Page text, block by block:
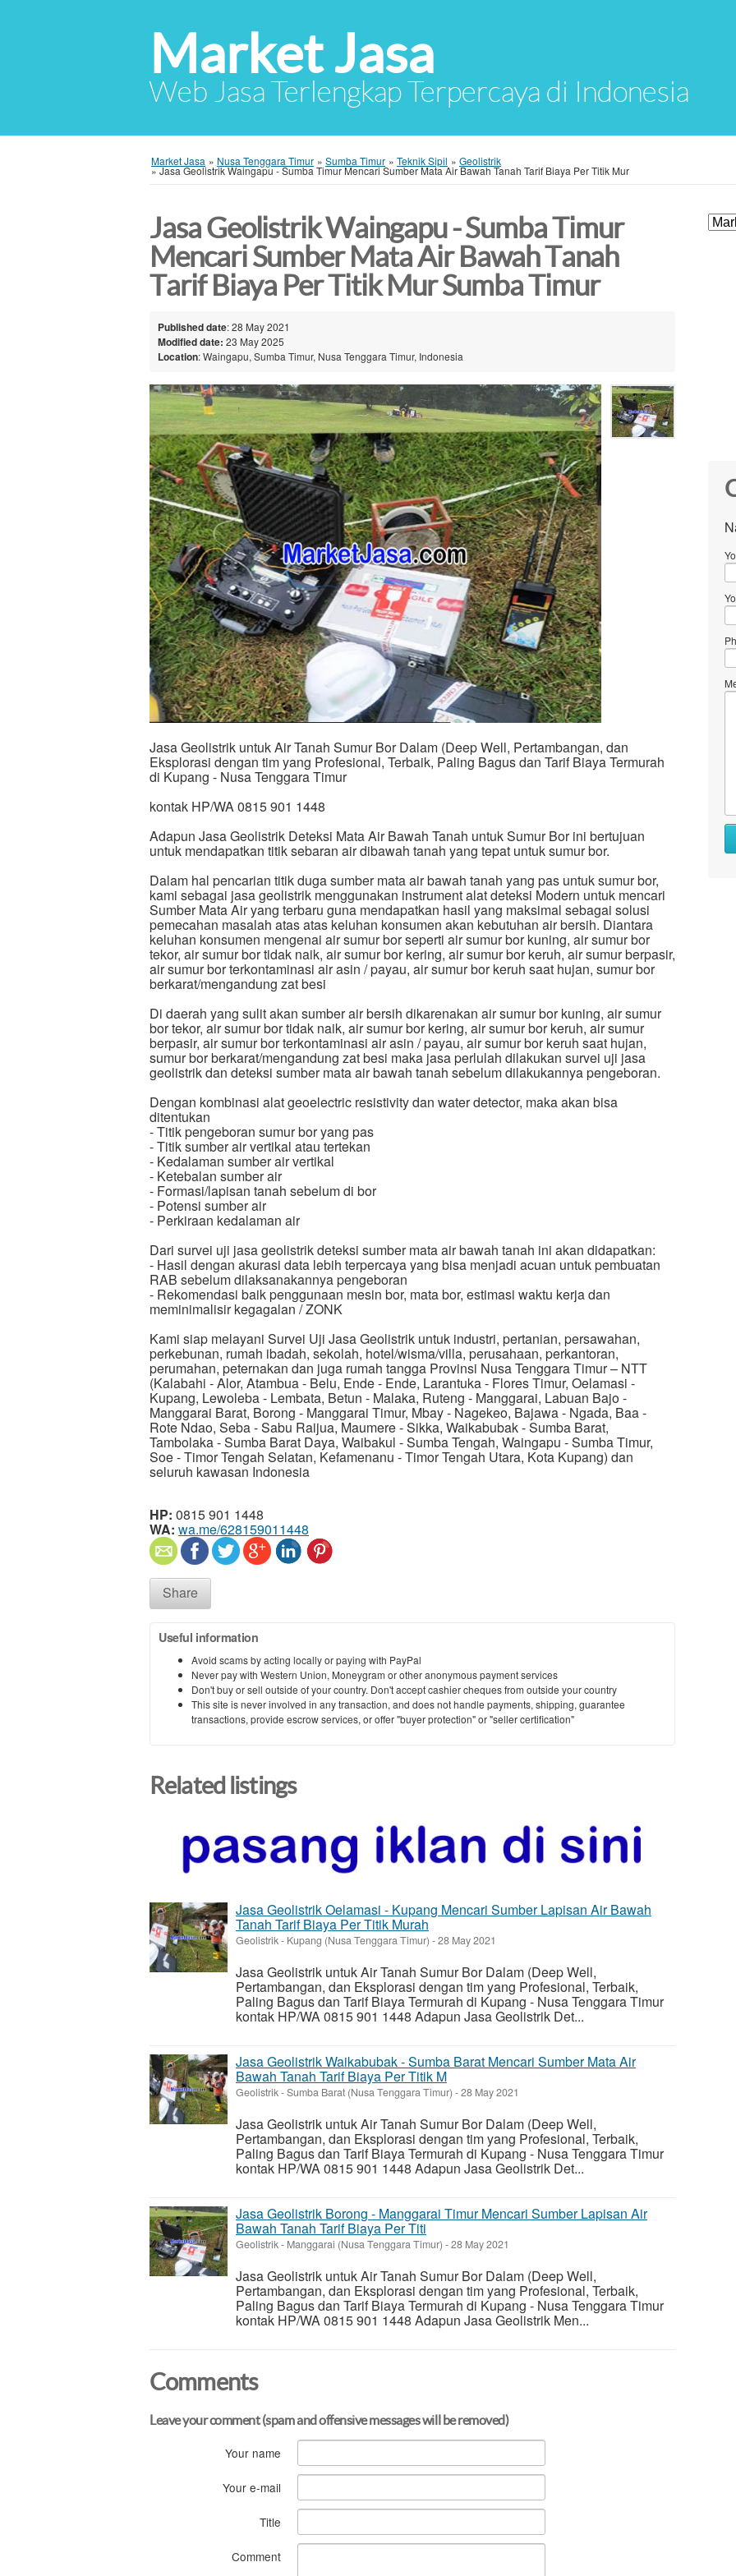
Market Jasa
Web Jasa Terlengkap Terpercaya di Indonesia
Market Jasa » Nusa Tenggara Timur » Sumba Timur » Teknik Sipil » Geolistrik
»Jasa Geolistrik Waingapu - Sumba Timur Mencari Sumber Mata Air Bawah Tanah Tarif Biaya Per Titik Mur
Jasa Geolistrik Waingapu - Sumba Timur
Mencari Sumber Mata Air Bawah Tanah
Tarif Biaya Per Titik Mur Sumba Timur
Published date: 28 May 2021
Modified date: 23 May 2025
Location: Waingapu, Sumba Timur, Nusa Tenggara Timur, Indonesia
Jasa Geolistrik untuk Air Tanah Sumur Bor Dalam (Deep Well, Pertambangan, dan
Eksplorasi dengan tim yang Profesional, Terbaik, Paling Bagus dan Tarif Biaya Termurah
di Kupang - Nusa Tenggara Timur
kontak HP/WA 0815 901 1448
Adapun Jasa Geolistrik Deteksi Mata Air Bawah Tanah untuk Sumur Bor ini bertujuan
untuk mendapatkan titik sebaran air dibawah tanah yang tepat untuk sumur bor.
Dalam hal pencarian titik duga sumber mata air bawah tanah yang pas untuk sumur bor,
kami sebagai jasa geolistrik menggunakan instrument alat deteksi Modern untuk mencari
Sumber Mata Air yang terbaru guna mendapatkan hasil yang maksimal sebagai solusi
pemecahan masalah atas atas keluhan konsumen akan kebutuhan air bersih. Diantara
keluhan konsumen mengenai air sumur bor seperti air sumur bor kuning, air sumur bor
tekor, air sumur bor tidak naik, air sumur bor kering, air sumur bor keruh, air sumur berpasir,
air sumur bor terkontaminasi air asin / payau, air sumur bor keruh saat hujan, sumur bor
berkarat/mengandung zat besi
Di daerah yang sulit akan sumber air bersih dikarenakan air sumur bor kuning, air sumur
bor tekor, air sumur bor tidak naik, air sumur bor kering, air sumur bor keruh, air sumur
berpasir, air sumur bor terkontaminasi air asin / payau, air sumur bor keruh saat hujan,
sumur bor berkarat/mengandung zat besi maka jasa perlulah dilakukan survei uji jasa
geolistrik dan deteksi sumber mata air bawah tanah sebelum dilakukannya pengeboran.
Dengan kombinasi alat geoelectric resistivity dan water detector, maka akan bisa
ditentukan
- Titik pengeboran sumur bor yang pas
- Titik sumber air vertikal atau tertekan
- Kedalaman sumber air vertikal
- Ketebalan sumber air
- Formasi/lapisan tanah sebelum di bor
- Potensi sumber air
- Perkiraan kedalaman air
Dari survei uji jasa geolistrik deteksi sumber mata air bawah tanah ini akan didapatkan:
- Hasil dengan akurasi data lebih terpercaya yang bisa menjadi acuan untuk pembuatan
RAB sebelum dilaksanakannya pengeboran
- Rekomendasi baik penggunaan mesin bor, mata bor, estimasi waktu kerja dan
meminimalisir kegagalan / ZONK
Kami siap melayani Survei Uji Jasa Geolistrik untuk industri, pertanian, persawahan,
perkebunan, rumah ibadah, sekolah, hotel/wisma/villa, perusahaan, perkantoran,
perumahan, peternakan dan juga rumah tangga Provinsi Nusa Tenggara Timur – NTT
(Kalabahi - Alor, Atambua - Belu, Ende - Ende, Larantuka - Flores Timur, Oelamasi -
Kupang, Lewoleba - Lembata, Betun - Malaka, Ruteng - Manggarai, Labuan Bajo -
Manggarai Barat, Borong - Manggarai Timur, Mbay - Nagekeo, Bajawa - Ngada, Baa -
Rote Ndao, Seba - Sabu Raijua, Maumere - Sikka, Waikabubak - Sumba Barat,
Tambolaka - Sumba Barat Daya, Waibakul - Sumba Tengah, Waingapu - Sumba Timur,
Soe - Timor Tengah Selatan, Kefamenanu - Timor Tengah Utara, Kota Kupang) dan
seluruh kawasan Indonesia
HP: 0815 901 1448
WA: wa.me/628159011448
Share
Useful information
Avoid scams by acting locally or paying with PayPal
Never pay with Western Union, Moneygram or other anonymous payment services
Don't buy or sell outside of your country. Don't accept cashier cheques from outside your country
This site is never involved in any transaction, and does not handle payments, shipping, guarantee
transactions, provide escrow services, or offer "buyer protection" or "seller certification"
Related listings
Jasa Geolistrik Oelamasi - Kupang Mencari Sumber Lapisan Air Bawah
Tanah Tarif Biaya Per Titik Murah
Geolistrik- Kupang (Nusa Tenggara Timur) -28 May 2021
Jasa Geolistrik untuk Air Tanah Sumur Bor Dalam (Deep Well,
Pertambangan, dan Eksplorasi dengan tim yang Profesional, Terbaik,
Paling Bagus dan Tarif Biaya Termurah di Kupang - Nusa Tenggara Timur
kontak HP/WA 0815 901 1448 Adapun Jasa Geolistrik Det...
Jasa Geolistrik Waikabubak - Sumba Barat Mencari Sumber Mata Air
Bawah Tanah Tarif Biaya Per Titik M
Geolistrik-Sumba Barat (Nusa Tenggara Timur) -28 May 2021
Jasa Geolistrik untuk Air Tanah Sumur Bor Dalam (Deep Well,
Pertambangan, dan Eksplorasi dengan tim yang Profesional, Terbaik,
Paling Bagus dan Tarif Biaya Termurah di Kupang - Nusa Tenggara Timur
kontak HP/WA 0815 901 1448 Adapun Jasa Geolistrik Det...
Jasa Geolistrik Borong - Manggarai Timur Mencari Sumber Lapisan Air
Bawah Tanah Tarif Biaya Per Titi
Geolistrik- Manggarai (Nusa Tenggara Timur) -28 May 2021
Jasa Geolistrik untuk Air Tanah Sumur Bor Dalam (Deep Well,
Pertambangan, dan Eksplorasi dengan tim yang Profesional, Terbaik,
Paling Bagus dan Tarif Biaya Termurah di Kupang - Nusa Tenggara Timur
kontak HP/WA 0815 901 1448 Adapun Jasa Geolistrik Men...
Comments
Leave your comment (spam and offensive messages will be removed)
Your name
Your e-mail
Title
Comment